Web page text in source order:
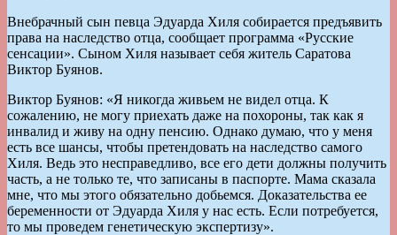
Внебрачный сын певца Эдуарда Хиля собирается предъявить
права на наследство отца, сообщает программа «Русские
сенсации». Cыном Хиля называет себя житель Саратова
Виктор Буянов.
Виктор Буянов: «Я никогда живьем не видел отца. К
сожалению, не могу приехать даже на похороны, так как я
инвалид и живу на одну пенсию. Однако думаю, что у меня
есть все шансы, чтобы претендовать на наследство самого
Хиля. Ведь это несправедливо, все его дети должны получить
часть, а не только те, что записаны в паспорте. Мама сказала
мне, что мы этого обязательно добьемся. Доказательства ее
беременности от Эдуарда Хиля у нас есть. Если потребуется,
то мы проведем генетическую экспертизу».